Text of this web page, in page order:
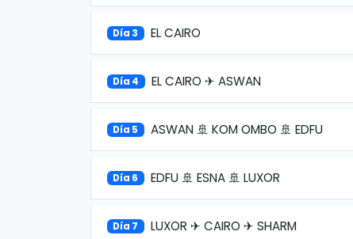
Día 3 EL CAIRO
Día 4 EL CAIRO ✈ ASWAN
Día 5 ASWAN 🚢 KOM OMBO 🚢 EDFU
Día 6 EDFU 🚢 ESNA 🚢 LUXOR
Día 7 LUXOR ✈ CAIRO ✈ SHARM